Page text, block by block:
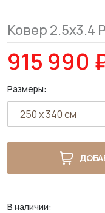
Ковер 2.5x3.4
915 990
Размеры:
В наличии: